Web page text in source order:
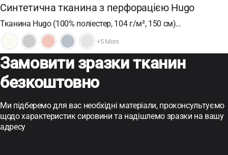
Синтетична тканина з перфорацією Hugo
Тканина Hugo (100% поліестер, 104 г/м², 150 см)…
+5 More
Замовити зразки тканин
безкоштовно
Ми підберемо для вас необхідні матеріали, проконсультуємо
щодо характеристик сировини та надішлемо зразки на вашу
адресу